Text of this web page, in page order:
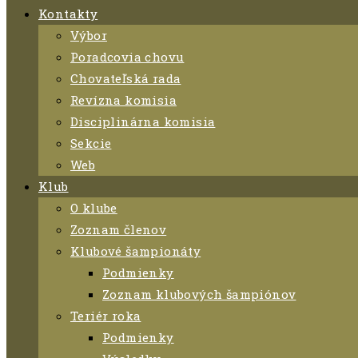
Kontakty
Výbor
Poradcovia chovu
Chovateľská rada
Revízna komisia
Disciplinárna komisia
Sekcie
Web
Klub
O klube
Zoznam členov
Klubové šampionáty
Podmienky
Zoznam klubových šampiónov
Teriér roka
Podmienky